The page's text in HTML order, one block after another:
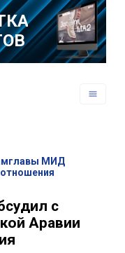
МИД
с
Аравии